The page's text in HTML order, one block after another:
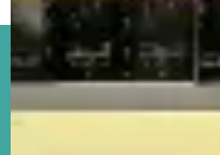
تشكيل للنشر والتوزيع تأسست عام ٢٠١٥ تعد من أكبر
حاليًا والحاصلة على أفضل دار نشر